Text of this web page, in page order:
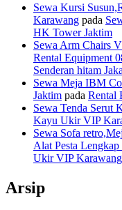
Sewa Kursi
Karawang pada
HK Tower Jaktim
Sewa Arm Chairs
Rental Equipment
Senderan hitam
Sewa Meja IBM
Jaktim pada Rental
Sewa Tenda Serut
Kayu Ukir VIP
Sewa Sofa
Alat Pesta Lengkap
Ukir VIP Karawang
Arsip